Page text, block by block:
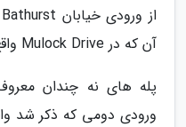
آن که در Mulock Drive واقع شده است.